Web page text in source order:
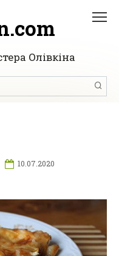
Олівкіна
10.07.2020